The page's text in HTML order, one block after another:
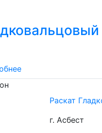
Раскат
г. Асбест